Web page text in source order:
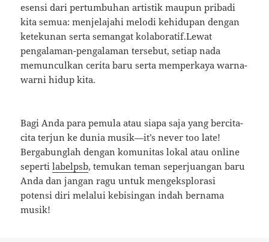
esensi dari pertumbuhan artistik maupun pribadi
kita semua: menjelajahi melodi kehidupan dengan
ketekunan serta semangat kolaboratif.Lewat
pengalaman-pengalaman tersebut, setiap nada
memunculkan cerita baru serta memperkaya warna-
warni hidup kita.
Bagi Anda para pemula atau siapa saja yang bercita-
cita terjun ke dunia musik—it’s never too late!
Bergabunglah dengan komunitas lokal atau online
sepertilabelpsb, temukan teman seperjuangan baru
Anda dan jangan ragu untuk mengeksplorasi
potensi diri melalui kebisingan indah bernama
musik!